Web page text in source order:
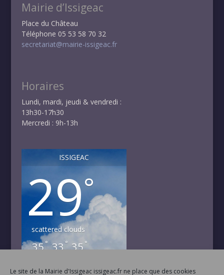
Le site de la Mairie d'Issigeac issigeac.fr ne place que des cookies
Mairie d’Issigeac
Place du Château
Téléphone 05 53 58 70 32
secretariat@mairie-issigeac.fr
Horaires
Lundi, mardi, jeudi & vendredi :
13h30-17h30
Mercredi : 9h-13h
ISSIGEAC
29°
scattered clouds
35° 33 ° 35°